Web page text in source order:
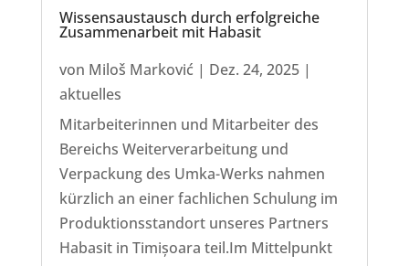
Wissensaustausch durch erfolgreiche
Zusammenarbeit mit Habasit
von Miloš Marković | Dez. 24, 2025|
aktuelles
Mitarbeiterinnen und Mitarbeiter des
Bereichs Weiterverarbeitung und
Verpackung des Umka-Werks nahmen
kürzlich an einer fachlichen Schulung im
Produktionsstandort unseres Partners
Habasit in Timișoara teil.Im Mittelpunkt